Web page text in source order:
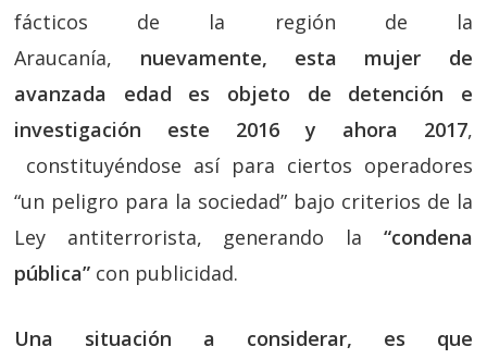
fácticos de la región de la
Araucanía, nuevamente, esta mujer de
avanzada edad es objeto de detención e
investigación este 2016 y ahora 2017,
constituyéndose así para ciertos operadores
“un peligro para la sociedad” bajo criterios de la
Ley antiterrorista, generando la “condena
pública” con publicidad.
Una situación a considerar, es que